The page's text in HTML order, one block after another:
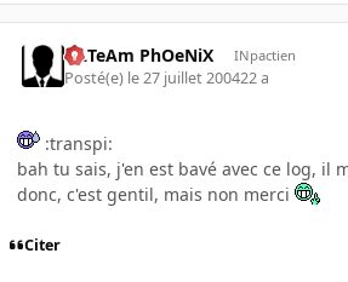
ULTeAm PhOeNiX INpactien
Posté(e) le 27 juillet 200422 a
:transpi:
bah tu sais, j'en est bavé avec ce log, il
donc, c'est gentil, mais non merci
Citer